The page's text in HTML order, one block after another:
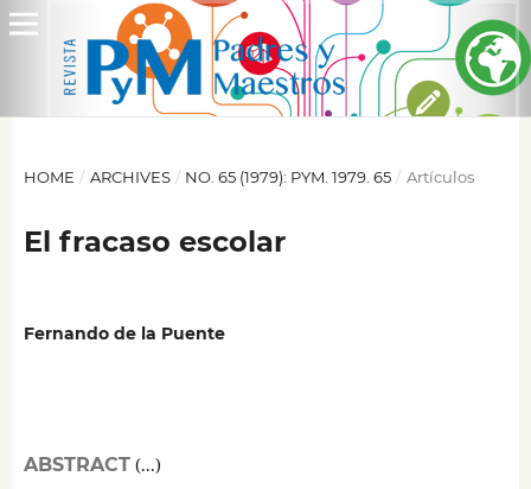
HOME / ARCHIVES / NO. 65 (1979): PYM. 1979. 65 / Artículos
El fracaso escolar
Fernando de la Puente
ABSTRACT(...)